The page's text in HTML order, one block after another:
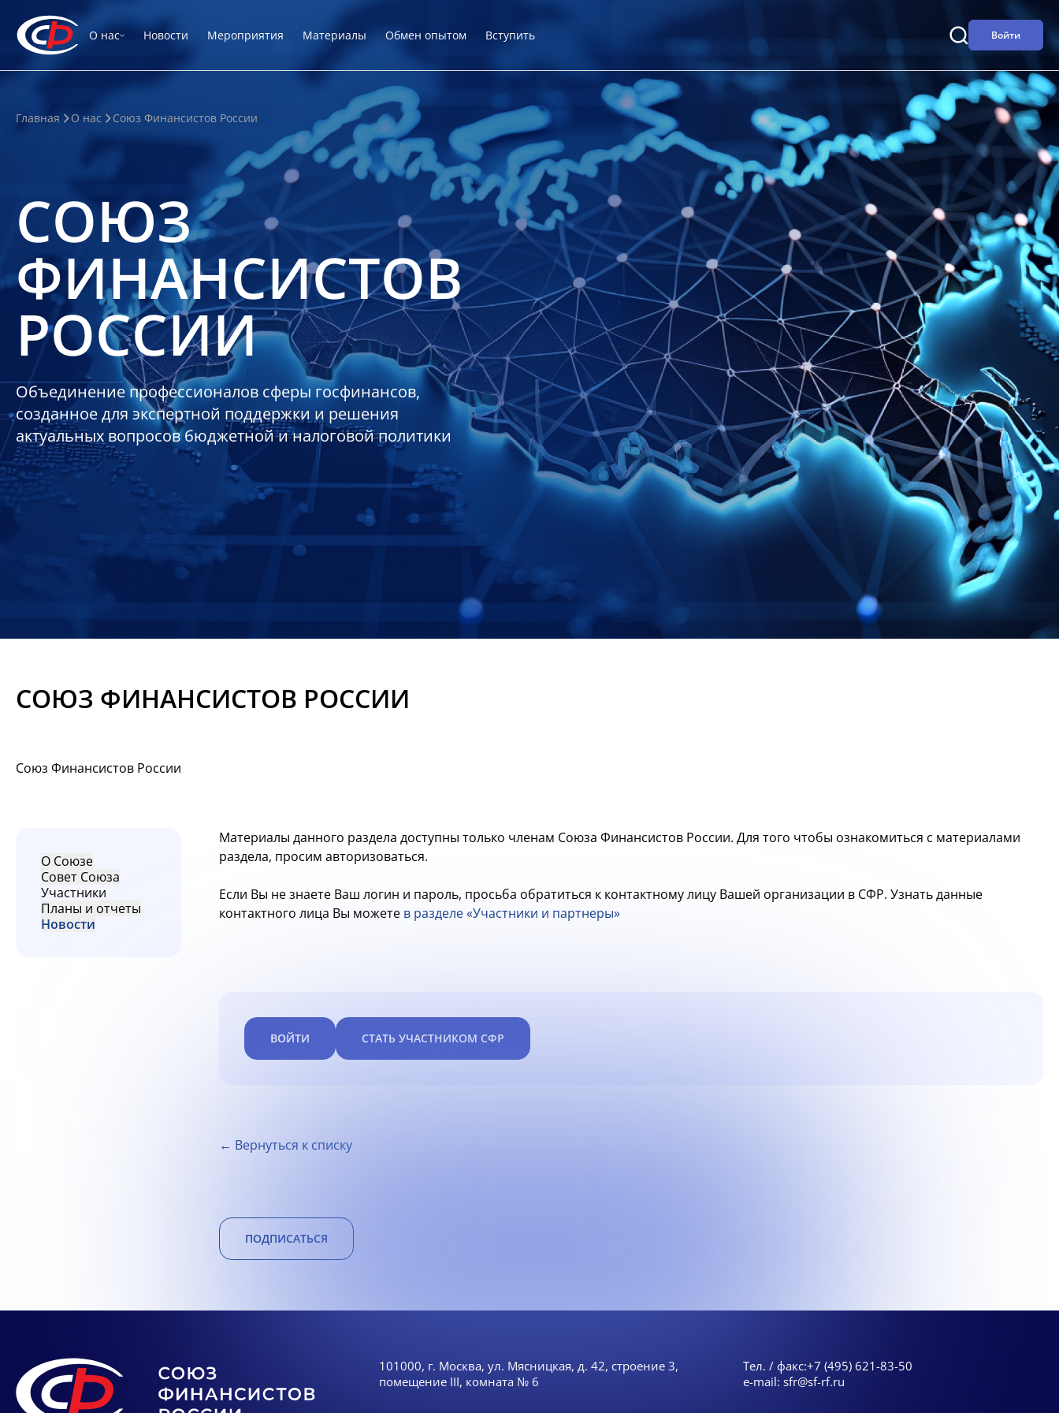
О нас Новости Мероприятия Материалы Обмен опытом Вступить Войти
Главная О нас Союз Финансистов России
СОЮЗ
ФИНАНСИСТОВ
РОССИИ
Объединение профессионалов сферы госфинансов,
созданное для экспертной поддержки и решения
актуальных вопросов бюджетной и налоговой политики
СОЮЗ ФИНАНСИСТОВ РОССИИ
Союз Финансистов России
О Союзе
Совет Союза
Участники
Планы и отчеты
Новости
Материалы данного раздела доступны только членам Союза Финансистов России. Для того чтобы ознакомиться с материалами
раздела, просим авторизоваться.
Если Вы не знаете Ваш логин и пароль, просьба обратиться к контактному лицу Вашей организации в СФР. Узнать данные
контактного лица Вы можете в разделе «Участники и партнеры»
ВОЙТИ СТАТЬ УЧАСТНИКОМ СФР
← Вернуться к списку
ПОДПИСАТЬСЯ
101000, г. Москва, ул. Мясницкая, д. 42, строение 3,
помещение III, комната № 6
Тел. / факс:+7 (495) 621-83-50
e-mail: sfr@sf-rf.ru